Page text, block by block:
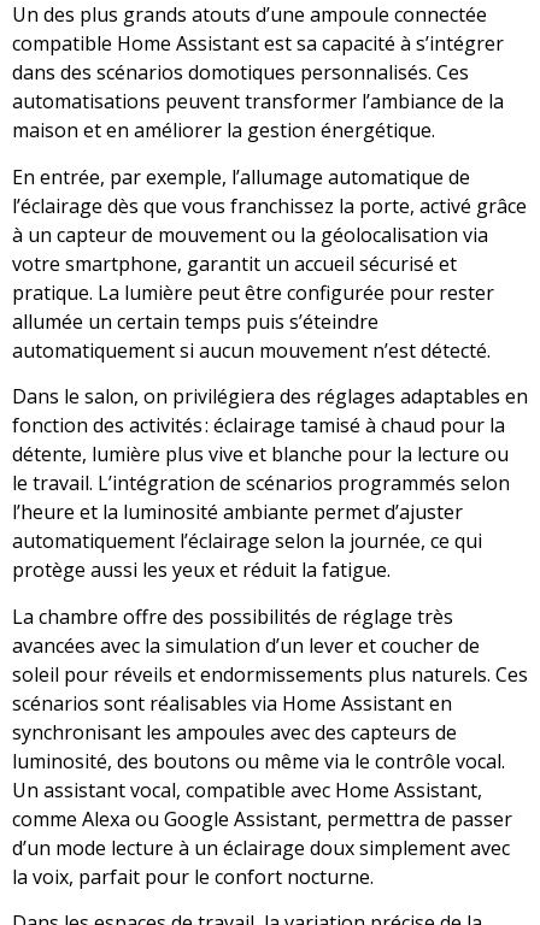
Un des plus grands atouts d’une ampoule connectée
compatible Home Assistant est sa capacité à s’intégrer
dans des scénarios domotiques personnalisés. Ces
automatisations peuvent transformer l’ambiance de la
maison et en améliorer la gestion énergétique.
En entrée, par exemple, l’allumage automatique de
l’éclairage dès que vous franchissez la porte, activé grâce
à un capteur de mouvement ou la géolocalisation via
votre smartphone, garantit un accueil sécurisé et
pratique. La lumière peut être configurée pour rester
allumée un certain temps puis s’éteindre
automatiquement si aucun mouvement n’est détecté.
Dans le salon, on privilégiera des réglages adaptables en
fonction des activités : éclairage tamisé à chaud pour la
détente, lumière plus vive et blanche pour la lecture ou
le travail. L’intégration de scénarios programmés selon
l’heure et la luminosité ambiante permet d’ajuster
automatiquement l’éclairage selon la journée, ce qui
protège aussi les yeux et réduit la fatigue.
La chambre offre des possibilités de réglage très
avancées avec la simulation d’un lever et coucher de
soleil pour réveils et endormissements plus naturels. Ces
scénarios sont réalisables via Home Assistant en
synchronisant les ampoules avec des capteurs de
luminosité, des boutons ou même via le contrôle vocal.
Un assistant vocal, compatible avec Home Assistant,
comme Alexa ou Google Assistant, permettra de passer
d’un mode lecture à un éclairage doux simplement avec
la voix, parfait pour le confort nocturne.